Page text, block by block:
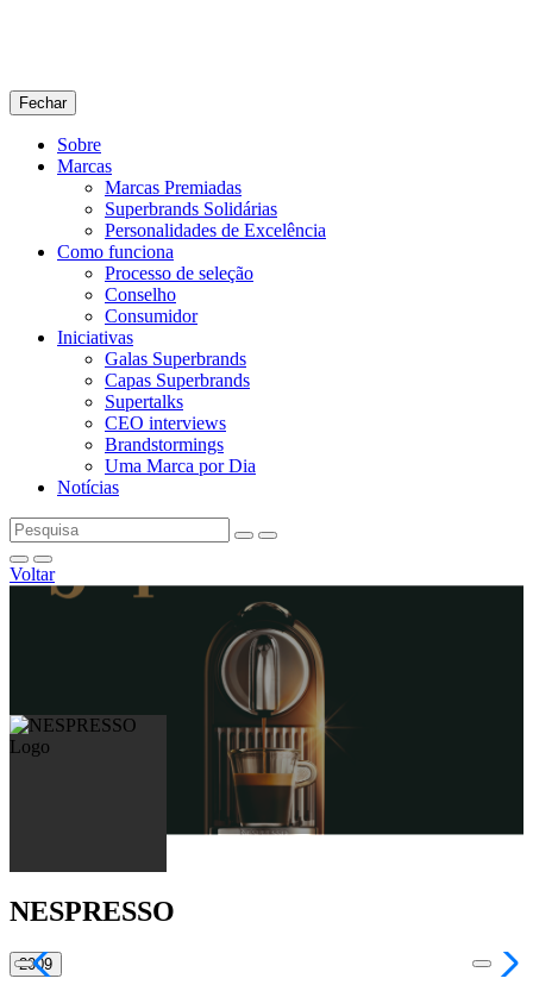
Fechar
Sobre
Marcas
Marcas Premiadas
Superbrands Solidárias
Personalidades de Excelência
Como funciona
Processo de seleção
Conselho
Consumidor
Iniciativas
Galas Superbrands
Capas Superbrands
Supertalks
CEO interviews
Brandstormings
Uma Marca por Dia
Notícias
Voltar
NESPRESSO
2009